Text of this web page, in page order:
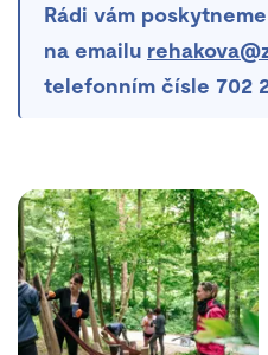
Rádi vám
na emailu
telefonním čísle 702
Fotogalerie